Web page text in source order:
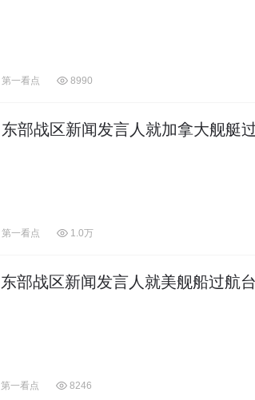
第一看点 8990
东部战区新闻发言人就加拿大舰艇
第一看点 1.0万
东部战区新闻发言人就美舰船过航
第一看点 8246